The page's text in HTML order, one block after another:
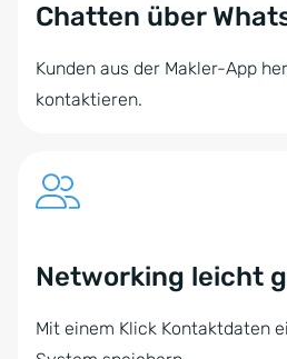
Chatten über
Kunden aus der Makler-App
kontaktieren.
Networking leicht
Mit einem Klick Kontaktdaten